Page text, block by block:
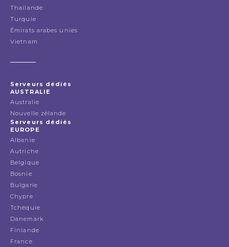
Thailande
Turquie
Émirats arabes unies
Vietnam
Serveurs dédiés
AUSTRALIE
Australie
Nouvelle zélande
Serveurs dédiés
EUROPE
Albanie
Autriche
Belgique
Bosnie
Bulgarie
Chypre
Tchéquie
Danemark
Finlande
France